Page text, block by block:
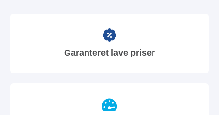
Garanteret lave priser